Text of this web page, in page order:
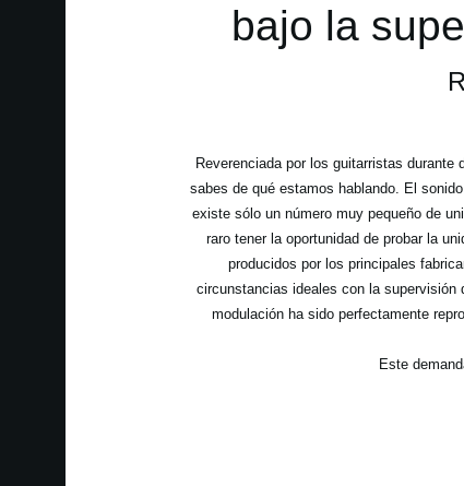
bajo la
Reverenciada por los guitarristas
sabes de qué estamos hablando. El
existe sólo un número muy pequeño de
raro tener la oportunidad de probar la
producidos por los principales
circunstancias ideales con la supervisión
modulación ha sido perfectamente
Este